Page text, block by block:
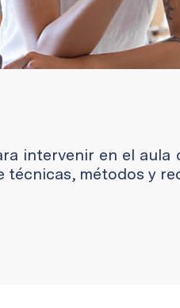
intervenir en el
técnicas, métodos y